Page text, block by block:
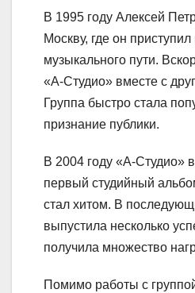
В 1995 году Алексей
Москву, где он приступил
музыкального пути.
«А-Студио» вместе с
Группа быстро стала
признание публики.
В 2004 году «А-Студио»
первый студийный
стал хитом. В
выпустила несколько
получила множество
Помимо работы с